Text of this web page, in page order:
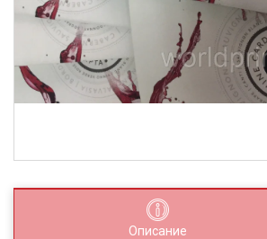
Описание